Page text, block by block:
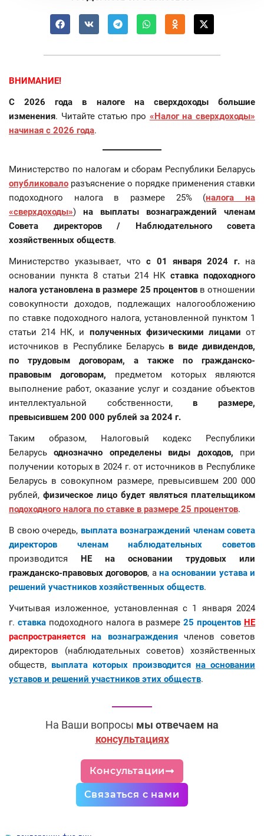
ВНИМАНИЕ!
С 2026 года в налоге на сверхдоходы большие
изменения. Читайте статью про «Налог на сверхдоходы»
начиная с 2026 года.
Министерство по налогам и сборам Республики Беларусь
опубликовало разъяснение о порядке применения ставки
подоходного налога в размере 25% (налога на
«сверхдоходы») на выплаты вознаграждений членам
Совета директоров / Наблюдательного совета
хозяйственных обществ.
Министерство указывает, чтос 01 января 2024 г.на
основании пункта 8 статьи 214 НК ставка подоходного
налога установлена в размере 25 процентовв отношении
совокупности доходов, подлежащих налогообложению
по ставке подоходного налога, установленной пунктом 1
статьи 214 НК, и полученных физическими лицами от
источников в Республике Беларусь в виде дивидендов,
по трудовым договорам, а также по гражданско-
правовым договорам, предметом которых являются
выполнение работ, оказание услуг и создание объектов
интеллектуальной собственности, в размере,
превысившем 200 000 рублей за 2024 г.
Таким образом, Налоговый кодекс Республики
Беларусьоднозначно определены виды доходов, при
получении которых в 2024 г. от источников в Республике
Беларусь в совокупном размере, превысившем 200 000
рублей, физическое лицо будет являться плательщиком
подоходного налога по ставке в размере 25 процентов.
В свою очередь, выплата вознаграждений членам совета
директоров членам наблюдательных советов
производится НЕ на основании трудовых или
гражданско-правовых договоров, ана основании устава и
решений участников хозяйственных обществ.
Учитывая изложенное, установленная с 1 января 2024
г. ставка подоходного налога в размере25 процентов НЕ
распространяется на вознаграждениячленов советов
директоров (наблюдательных советов) хозяйственных
обществ, выплата которых производится на основании
уставов и решений участников этих обществ.
На Ваши вопросы мы отвечаем на
консультациях
Консультации
Связаться с нами